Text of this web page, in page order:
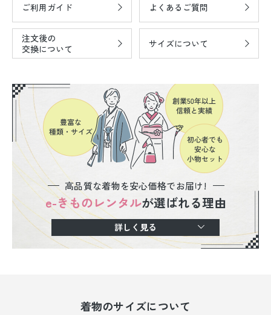
ご利用ガイド よくあるご質問
注文後の
交換について
サイズについて
高品質な着物を安心価格でお届け!
e-きものレンタルが選ばれる理由
詳しく見る
着物のサイズについて